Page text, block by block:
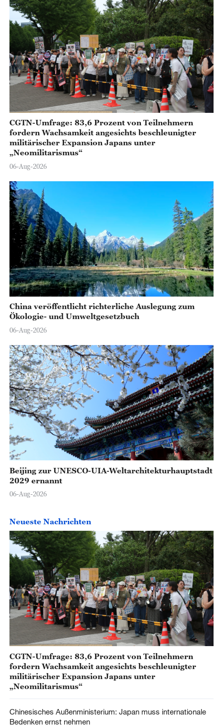
CGTN-Umfrage: 83,6 Prozent von Teilnehmern
fordern Wachsamkeit angesichts beschleunigter
militärischer Expansion Japans unter
„Neomilitarismus“
06-Aug-2026
China veröffentlicht richterliche Auslegung zum
Ökologie- und Umweltgesetzbuch
06-Aug-2026
Beijing zur UNESCO-UIA-Weltarchitekturhauptstadt
2029 ernannt
06-Aug-2026
Neueste Nachrichten
CGTN-Umfrage: 83,6 Prozent von Teilnehmern
fordern Wachsamkeit angesichts beschleunigter
militärischer Expansion Japans unter
„Neomilitarismus“
Chinesisches Außenministerium: Japan muss internationale
Bedenken ernst nehmen